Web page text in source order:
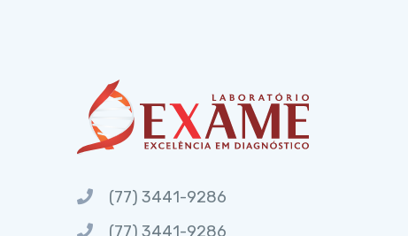
(77) 3441-9286
(77) 3441-9286